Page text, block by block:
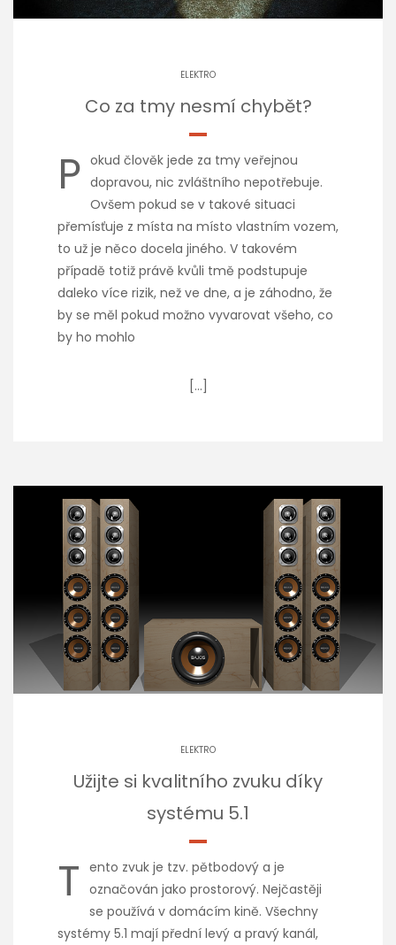
ELEKTRO
Co za tmy nesmí chybět?
P okud člověk jede za tmy veřejnou
dopravou, nic zvláštního nepotřebuje.
Ovšem pokud se v takové situaci
přemísťuje z místa na místo vlastním vozem,
to už je něco docela jiného. V takovém
případě totiž právě kvůli tmě podstupuje
daleko více rizik, než ve dne, a je záhodno, že
by se měl pokud možno vyvarovat všeho, co
by ho mohlo
[…]
ELEKTRO
Užijte si kvalitního zvuku díky
systému 5.1
T ento zvuk je tzv. pětbodový a je
označován jako prostorový. Nejčastěji
se používá v domácím kině. Všechny
systémy 5.1 mají přední levý a pravý kanál,